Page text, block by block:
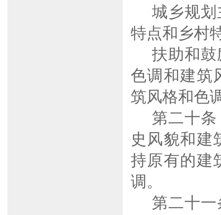
城乡规
特点和乡村
扶助和
色调和建筑
筑风格和色
第二十
史风貌和建
持原有的建
调。
第二十